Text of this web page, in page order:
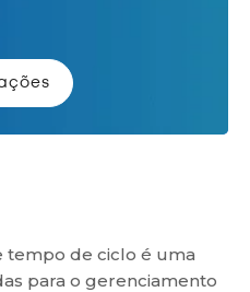
tempo de ciclo é uma
para o gerenciamento